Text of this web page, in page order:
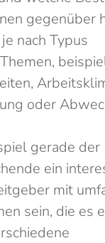
gegenüber
nach Typus
oder
gerade der
ein
mit
sein, die es